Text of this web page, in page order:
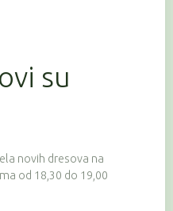
su
novih dresova na
od 18,30 do 19,00